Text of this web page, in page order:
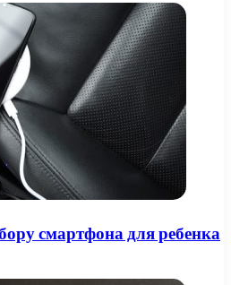
смартфона для ребенка